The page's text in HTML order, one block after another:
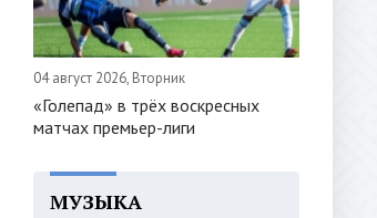
04 август 2026, Вторник
«Голепад» в трёх воскресных
матчах премьер-лиги
МУЗЫКА